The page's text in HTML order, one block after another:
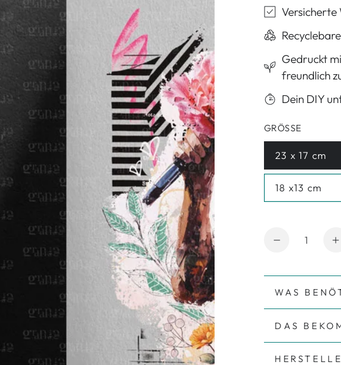
Versicherte
Gedruckt
freundlich
Dein DIY
GRÖSSE
23 x 17 cm
Variante
18 x13 cm
Variante
Anzahl
WAS
DAS